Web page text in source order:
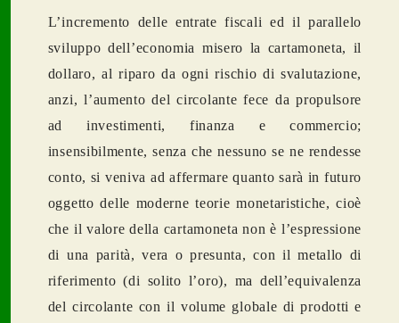
L’incremento delle entrate fiscali ed il parallelo
sviluppo dell’economia misero la cartamoneta, il
dollaro, al riparo da ogni rischio di svalutazione,
anzi, l’aumento del circolante fece da propulsore
ad investimenti, finanza e commercio;
insensibilmente, senza che nessuno se ne rendesse
conto, si veniva ad affermare quanto sarà in futuro
oggetto delle moderne teorie monetaristiche, cioè
che il valore della cartamoneta non è l’espressione
di una parità, vera o presunta, con il metallo di
riferimento (di solito l’oro), ma dell’equivalenza
del circolante con il volume globale di prodotti e